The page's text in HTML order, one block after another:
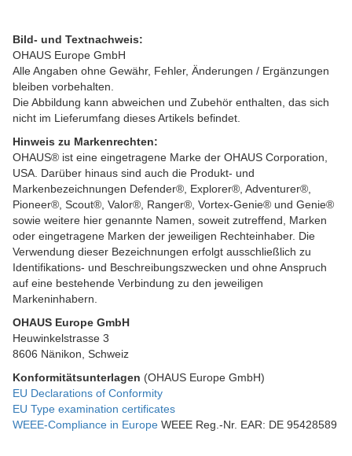
Bild- und Textnachweis:
OHAUS Europe GmbH
Alle Angaben ohne Gewähr, Fehler, Änderungen / Ergänzungen
bleiben vorbehalten.
Die Abbildung kann abweichen und Zubehör enthalten, das sich
nicht im Lieferumfang dieses Artikels befindet.
Hinweis zu Markenrechten:
OHAUS® ist eine eingetragene Marke der OHAUS Corporation,
USA. Darüber hinaus sind auch die Produkt- und
Markenbezeichnungen Defender®, Explorer®, Adventurer®,
Pioneer®, Scout®, Valor®, Ranger®, Vortex-Genie® und Genie®
sowie weitere hier genannte Namen, soweit zutreffend, Marken
oder eingetragene Marken der jeweiligen Rechteinhaber. Die
Verwendung dieser Bezeichnungen erfolgt ausschließlich zu
Identifikations- und Beschreibungszwecken und ohne Anspruch
auf eine bestehende Verbindung zu den jeweiligen
Markeninhabern.
OHAUS Europe GmbH
Heuwinkelstrasse 3
8606 Nänikon, Schweiz
Konformitätsunterlagen (OHAUS Europe GmbH)
EU Declarations of Conformity
EU Type examination certificates
WEEE-Compliance in Europe WEEE Reg.-Nr. EAR: DE 95428589